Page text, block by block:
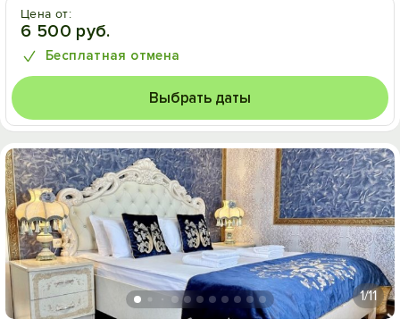
Цена от:
6 500 руб.
Бесплатная отмена
Выбрать даты
1/11